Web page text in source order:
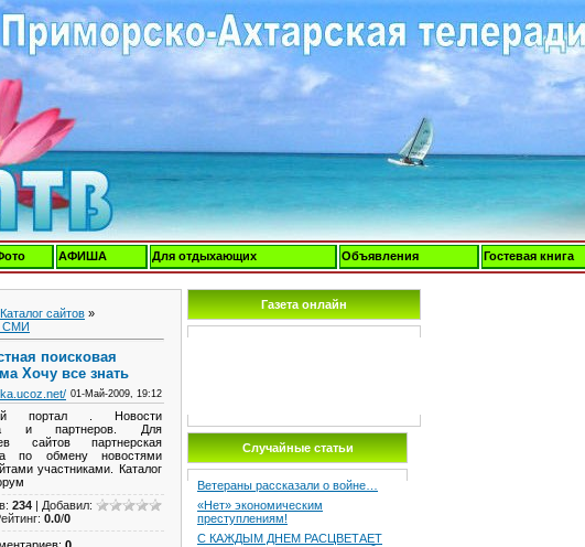
АФИША Для отдыхающих Объявления Гостевая книга
Каталог сайтов »
СМИ
поисковая
Хочу все знать
01-Май-2009, 19:12
портал . Новости
и партнеров. Для
сайтов партнерская
по обмену новостями
участниками. Каталог
: 234 | Добавил:
: 0.0/0
Газета онлайн
Случайные статьи
Ветераны рассказали о войне…
«Нет» экономическим
преступлениям!
С КАЖДЫМ ДНЕМ РАСЦВЕТАЕТ